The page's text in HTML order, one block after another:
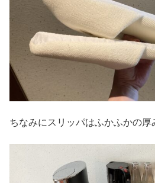
ちなみにスリッパはふかふかの厚